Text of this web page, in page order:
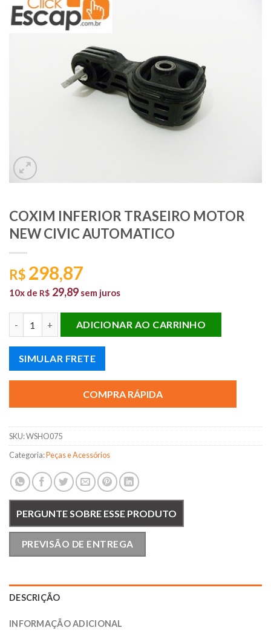
COXIM INFERIOR TRASEIRO MOTOR
NEW CIVIC AUTOMATICO
R$ 298,87
10x de R$ 29,89 sem juros
ADICIONAR AO CARRINHO
SIMULAR FRETE
COMPRA RÁPIDA
SKU:WSHO075
Categoria:Peças e Acessórios
PERGUNTE SOBRE ESSE PRODUTO
PREVISÃO DE ENTREGA
DESCRIÇÃO
INFORMAÇÃO ADICIONAL